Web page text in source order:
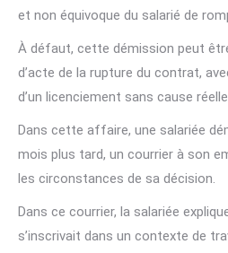
et non équivoque du salarié de
À défaut, cette démission peut
d’acte de la rupture du contrat,
d’un licenciement sans cause
Dans cette affaire, une salariée
mois plus tard, un courrier à son
les circonstances de sa décision.
Dans ce courrier, la salariée
s’inscrivait dans un contexte de